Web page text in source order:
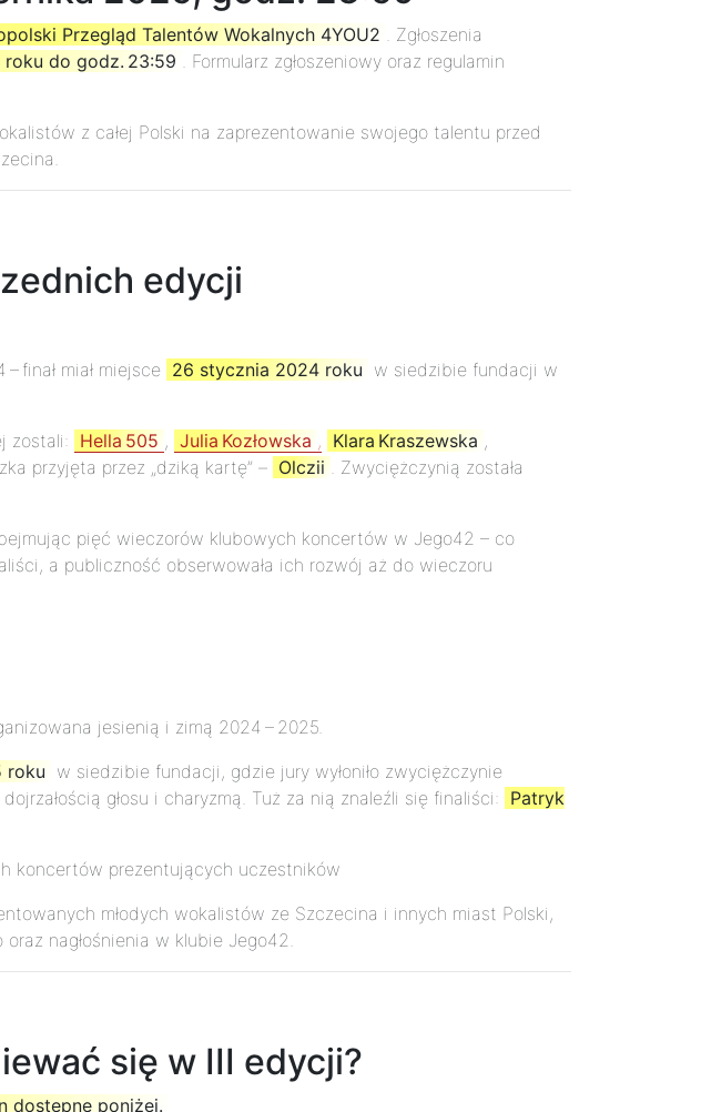
Przegląd Talentów Wokalnych 4YOU2 . Zgłoszenia
do godz. 23:59 . Formularz zgłoszeniowy oraz regulamin
z całej Polski na zaprezentowanie swojego talentu przed
edycji
finał miał miejsce 26 stycznia 2024 roku w siedzibie fundacji w
zostali:
Hella 505 , Julia Kozłowska , Klara Kraszewska ,
przyjęta przez „dziką kartę” – Olczii . Zwyciężczynią została
pięć wieczorów klubowych koncertów w Jego42 – co
a publiczność obserwowała ich rozwój aż do wieczoru
jesienią i zimą 2024 – 2025.
roku
w siedzibie fundacji, gdzie jury wyłoniło zwyciężczynie
głosu i charyzmą. Tuż za nią znaleźli się finaliści: Patryk
koncertów prezentujących uczestników
młodych wokalistów ze Szczecina i innych miast Polski,
nagłośnienia w klubie Jego42.
się w III edycji?
dostępne poniżej.